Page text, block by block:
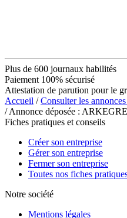
Plus de 600 journaux habilités
Paiement 100% sécurisé
Attestation de parution pour le
Accueil /Consulter les
/ Annonce déposée :
Fiches pratiques et conseils
Créer son entreprise
Gérer son entreprise
Fermer son entreprise
Toutes nos fiches
Notre société
Mentions légales